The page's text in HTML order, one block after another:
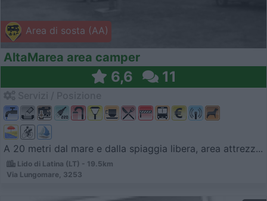
Area di sosta (AA)
AltaMarea area camper
6,6 11
A 20 metri dal mare e dalla spiaggia libera, area attrezz...
Lido di Latina (LT) - 19.5km
Via Lungomare, 3253